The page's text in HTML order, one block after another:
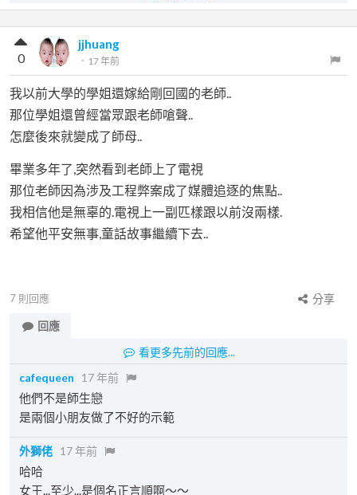
jjhuang
． 17 年前
0
我以前大學的學姐還嫁給剛回國的老師..
那位學姐還曾經當眾跟老師嗆聲..
怎麼後來就變成了師母..
畢業多年了,突然看到老師上了電視
那位老師因為涉及工程弊案成了媒體追逐的焦點..
我相信他是無辜的.電視上一副匹樣跟以前沒兩樣.
希望他平安無事,童話故事繼續下去..
7 則回應
分享
回應
看更多先前的回應...
cafequeen
17 年前
他們不是師生戀
是兩個小朋友做了不好的示範
外獅佬 17 年前
哈哈
女王...至少...是個名正言順啊～～